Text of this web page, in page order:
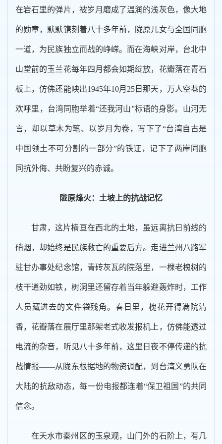
在岩石里的弹片，被岁月磨成了温润的浅灰色，像大地
的勋章，默默镌刻着八十多年前，陇原儿女与全国同胞
一道，为民族独立而战的峥嵘。而在海峡对岸，台北中
山堂前的玉兰花每年四月都会如期绽放，花瓣落在青石
板上，仿佛还能映出1945年10月25日那天，万人空巷的
欢呼里，台湾同胞举着“还我河山”标语的身影。山河无
言，却以草木为笔、以岁月为卷，写下了“台湾自古是
中国领土不可分割的一部分”的铁证，记下了两岸同胞
同抗外侮、共盼复兴的赤诚。
陇原烽火：土坡上的抗战记忆
甘肃，这片横亘在西北的土地，虽远离抗日前线的
硝烟，却始终是民族救亡的重要后方。走进兰州八路军
驻甘办事处纪念馆，青砖灰瓦的院落里，一棵老槐树的
枝干遒劲如铁，树洞里还留存着当年躲避轰炸时，工作
人员藏进去的文件袋残角。春日里，槐花开得满院清
香，花瓣落在展厅里那架老式收发报机上，仿佛能透过
电流的杂音，听见八十多年前，这里日夜不停传递的抗
战情报——从陇东根据地的物资调配，到台湾义勇队在
大陆的抗敌动态，每一份电报都连着“保卫祖国”的共同
信念。
在天水市秦州区的玉泉观，山门外的石阶上，有几